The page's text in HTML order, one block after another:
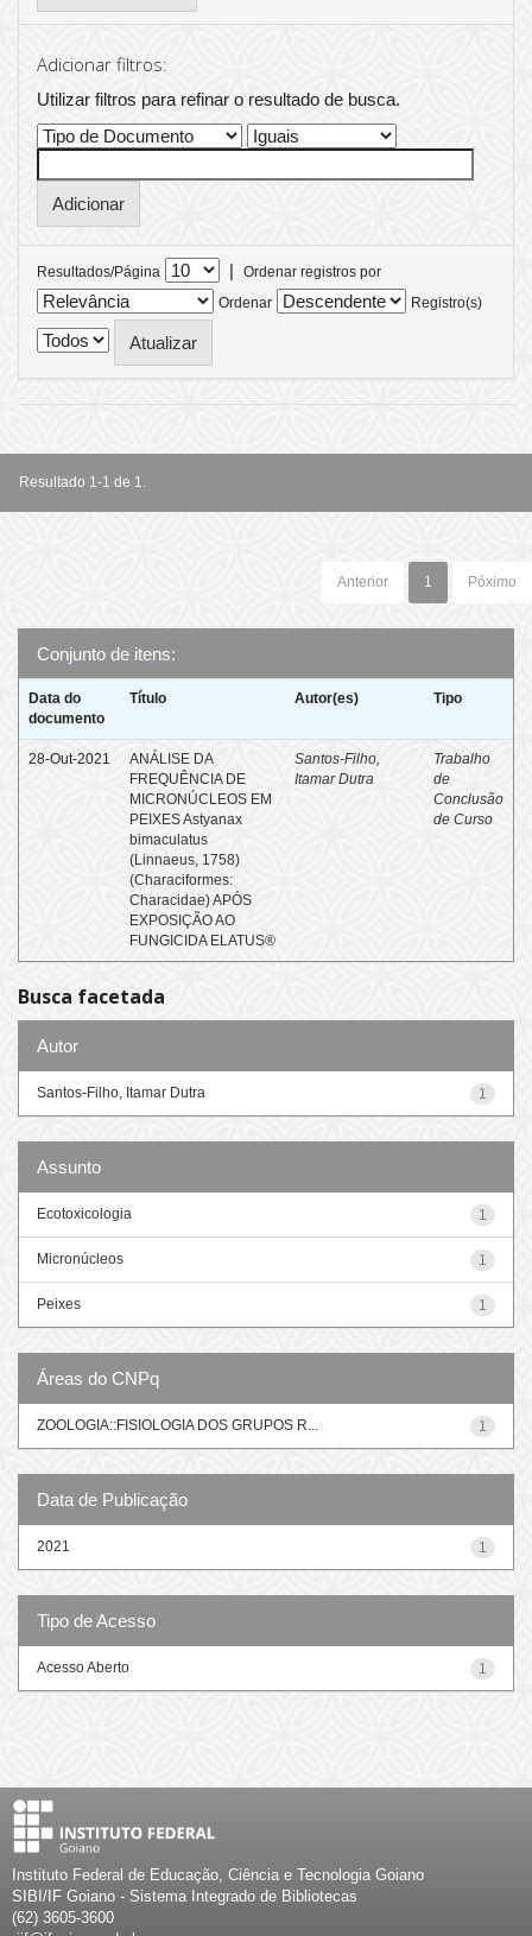
Adicionar filtros:
Utilizar filtros para refinar o resultado de busca.
Resultados/Página |
Ordenar registros por
Ordenar
Registro(s)
Resultado 1-1 de 1.
Anterior 1 Póximo
Conjunto de itens:
Data do
documento
Título Autor(es) Tipo
28-Out-2021
ANÁLISE DA
FREQUÊNCIA DE
MICRONÚCLEOS EM
PEIXES Astyanax
bimaculatus
(Linnaeus, 1758)
(Characiformes:
Characidae) APÓS
EXPOSIÇÃO AO
FUNGICIDA ELATUS®
Santos-Filho,
Itamar Dutra
Trabalho
de
Conclusão
de Curso
Busca facetada
Autor
1
Santos-Filho, Itamar Dutra
Assunto
1
Ecotoxicologia
1
Micronúcleos
1
Peixes
Áreas do CNPq
1
ZOOLOGIA::FISIOLOGIA DOS GRUPOS R...
Data de Publicação
1
2021
Tipo de Acesso
1
Acesso Aberto
Instituto Federal de Educação, Ciência e Tecnologia Goiano
SIBI/IF Goiano - Sistema Integrado de Bibliotecas
(62) 3605-3600